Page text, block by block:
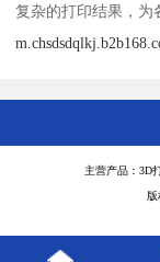
复杂的打印结果，为
主营产品：3D